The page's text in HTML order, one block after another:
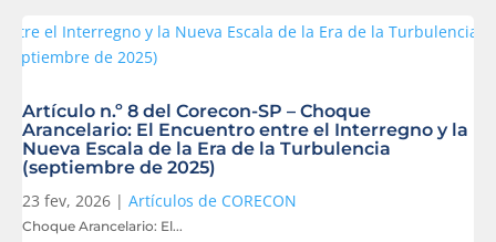
Artículo n.º 8 del Corecon-SP – Choque
Arancelario: El Encuentro entre el Interregno y la
Nueva Escala de la Era de la Turbulencia
(septiembre de 2025)
23 fev, 2026 | Artículos de CORECON
Choque Arancelario: El...